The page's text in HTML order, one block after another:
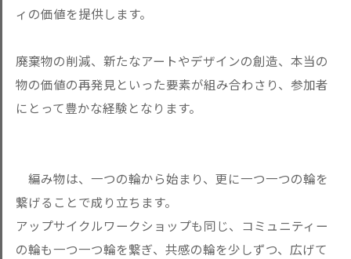
ィの価値を提供します。
廃棄物の削減、新たなアートやデザインの創造、本当の
物の価値の再発見といった要素が組み合わさり、参加者
にとって豊かな経験となります。
編み物は、一つの輪から始まり、更に一つ一つの輪を
繋げることで成り立ちます。
アップサイクルワークショップも同じ、コミュニティー
の輪も一つ一つ輪を繋ぎ、共感の輪を少しずつ、広げて